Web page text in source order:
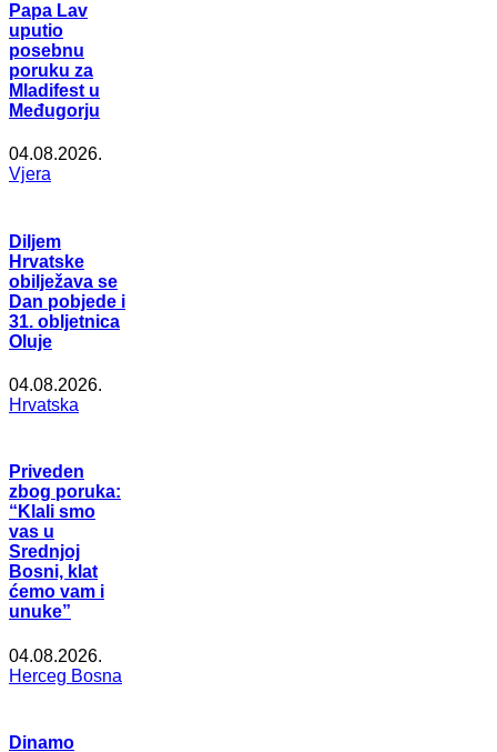
Papa Lav
uputio
posebnu
poruku za
Mladifest u
Međugorju
04.08.2026.
Vjera
Diljem
Hrvatske
obilježava se
Dan pobjede i
31. obljetnica
Oluje
04.08.2026.
Hrvatska
Priveden
zbog poruka:
“Klali smo
vas u
Srednjoj
Bosni, klat
ćemo vam i
unuke”
04.08.2026.
Herceg Bosna
Dinamo